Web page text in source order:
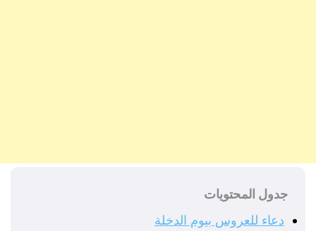
جدول المحتويات
دعاء للعروس بيوم الدخلة